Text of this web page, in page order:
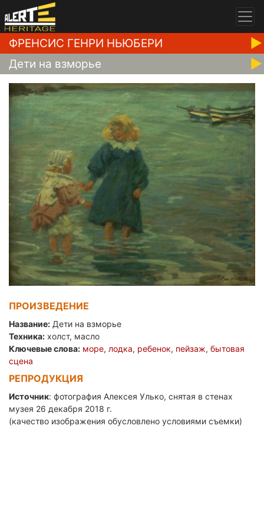
ФРЕНСИС ГЕНРИ НЬЮБЕРИ
Дети на взморье
ПРОИЗВЕДЕНИЕ
Название: Дети на взморье
Техника: холст, масло
Ключевые слова: море, лодка, ребенок, пейзаж, бытовая
сцена
РЕПРОДУКЦИЯ
Источник: фотография Алексея Улько, снятая в стенах
музея 26 декабря 2018 г.
(качество изображения обусловлено условиями съемки)